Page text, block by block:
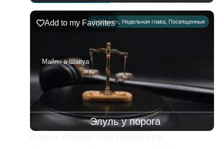
Избранное, Недельная глава, Посвященные
Майян а-Шавуа
Add to my Favorites
Элуль у порога